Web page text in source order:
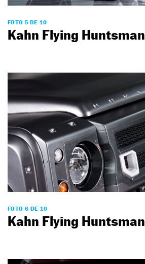
FOTO 5 DE 10
Kahn Flying Huntsman
FOTO 6 DE 10
Kahn Flying Huntsman